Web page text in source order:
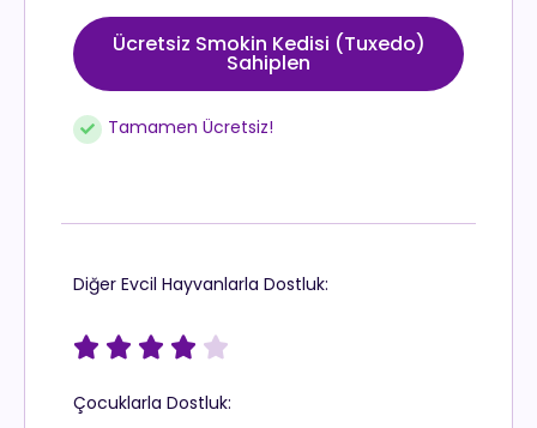
Ücretsiz Smokin Kedisi (Tuxedo)
Sahiplen
Tamamen Ücretsiz!
Diğer Evcil Hayvanlarla Dostluk:
    
Çocuklarla Dostluk: